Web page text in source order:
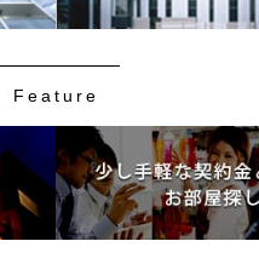
Feature